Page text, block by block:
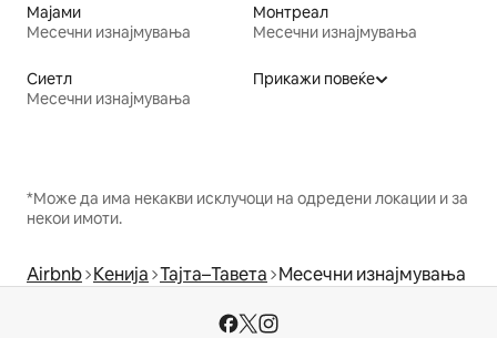
Мајами
Месечни изнајмувања
Монтреал
Месечни изнајмувања
Сиетл
Месечни изнајмувања
Прикажи повеќе
*Може да има некакви исклучоци на одредени локации и за
некои имоти.
Airbnb Кенија Тајта–Тавета Месечни изнајмувања